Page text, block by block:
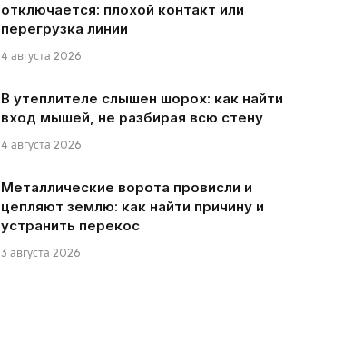
отключается: плохой контакт или
перегрузка линии
4 августа 2026
В утеплителе слышен шорох: как найти
вход мышей, не разбирая всю стену
4 августа 2026
Металлические ворота провисли и
цепляют землю: как найти причину и
устранить перекос
3 августа 2026